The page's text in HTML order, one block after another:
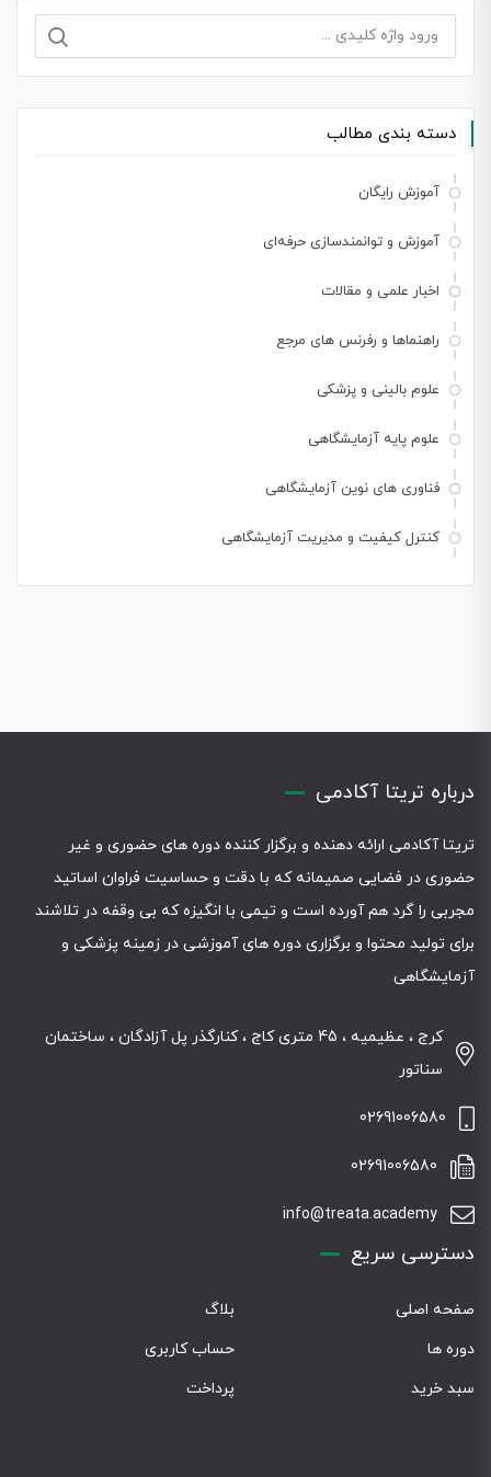
دسته بندی مطالب
آموزش رایگان
آموزش و توانمندسازی حرفه‌ای
اخبار علمی و مقالات
راهنماها و رفرنس های مرجع
علوم بالینی و پزشکی
علوم پایه آزمایشگاهی
فناوری های نوین آزمایشگاهی
کنترل کیفیت و مدیریت آزمایشگاهی
درباره تریتا آکادمی
تریتا آکادمی ارائه دهنده و برگزار کننده دوره های حضوری و غیر
حضوری در فضایی صمیمانه که با دقت و حساسیت فراوان اساتید
مجربی را گرد هم آورده است و تیمی با انگیزه که بی وقفه در تلاشند
برای تولید محتوا و برگزاری دوره های آموزشی در زمینه پزشکی و
آزمایشگاهی
کرج ، عظیمیه ، 45 متری کاج ، کنارگذر پل آزادگان ، ساختمان
سناتور
02691006580
02691006580
info@treata.academy
دسترسی سریع
صفحه اصلی
بلاگ
دوره ها
حساب کاربری
سبد خرید
پرداخت